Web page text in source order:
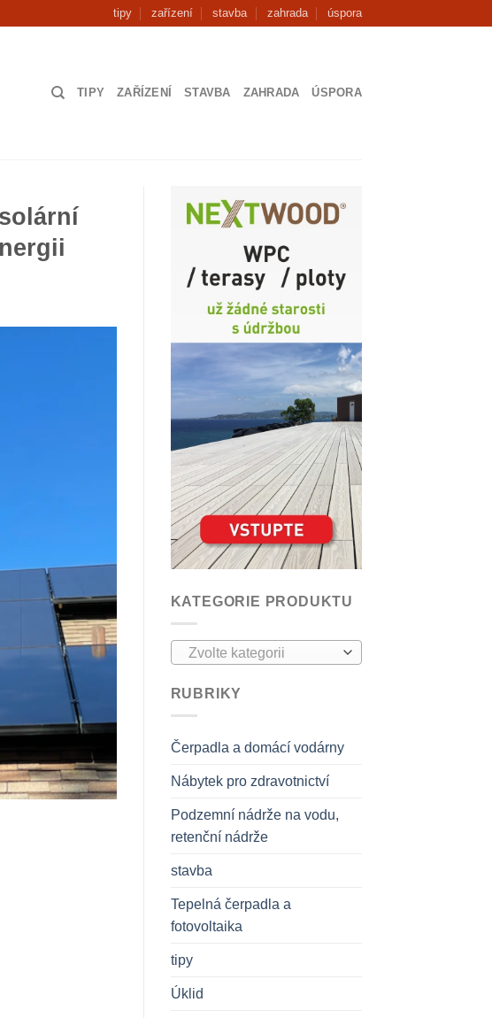
tipy zařízení stavba zahrada úspora
TIPY ZAŘÍZENÍ STAVBA ZAHRADA ÚSPORA
KATEGORIE PRODUKTU
Zvolte kategorii
RUBRIKY
Čerpadla a domácí vodárny
Nábytek pro zdravotnictví
Podzemní nádrže na vodu,
retenční nádrže
stavba
Tepelná čerpadla a
fotovoltaika
tipy
Úklid